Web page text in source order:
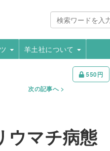
羊土社について
550円
次の記事へ
ウマチ病態